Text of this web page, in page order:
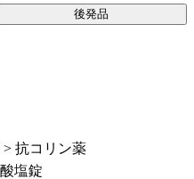
後発品
抗コリン薬
塩錠